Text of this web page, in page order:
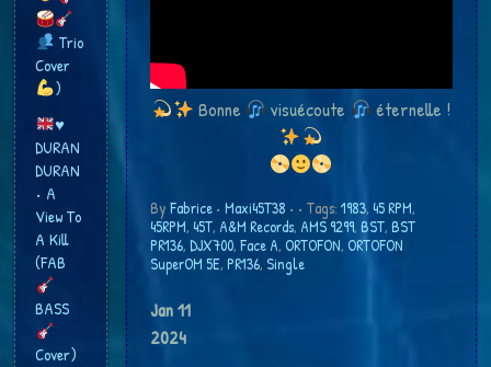
Bonne visuécoute éternelle !
By Fabrice• Maxi45T38 • • Tags: 1983, 45 RPM,
45RPM, 45T, A&M Records, AMS 9299, BST, BST
PR136, DJX700, Face A, ORTOFON, ORTOFON
SuperOM 5E, PR136, Single
Jan11
2024
Trio
Cover
​)
♥️
DURAN
DURAN
• A
View To
A Kill
(FAB
BASS
Cover)